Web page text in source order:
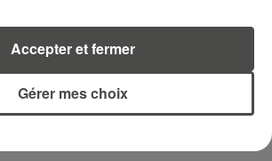
5 août 2026
MANGER SAINEMENT COÛTE 25 %
PLUS CHER QU'IL Y A CINQ ANS,
Gérer mes choix
Accepter et fermer